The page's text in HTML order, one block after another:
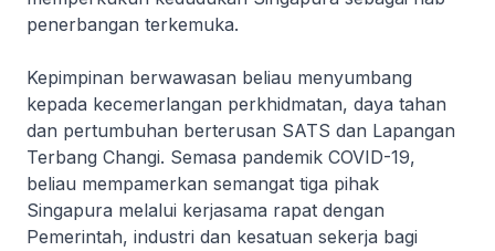
penerbangan terkemuka.
Kepimpinan berwawasan beliau menyumbang
kepada kecemerlangan perkhidmatan, daya tahan
dan pertumbuhan berterusan SATS dan Lapangan
Terbang Changi. Semasa pandemik COVID-19,
beliau mempamerkan semangat tiga pihak
Singapura melalui kerjasama rapat dengan
Pemerintah, industri dan kesatuan sekerja bagi